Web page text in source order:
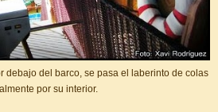
debajo del barco, se pasa el laberinto de colas
por su interior.